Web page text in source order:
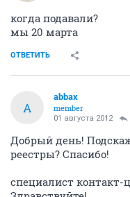
когда подавали?
мы 20 марта
ОТВЕТИТЬ
A
abbax
member
01 августа 2012
Добрый день!
реестры? Спасибо!
специалист контакт-